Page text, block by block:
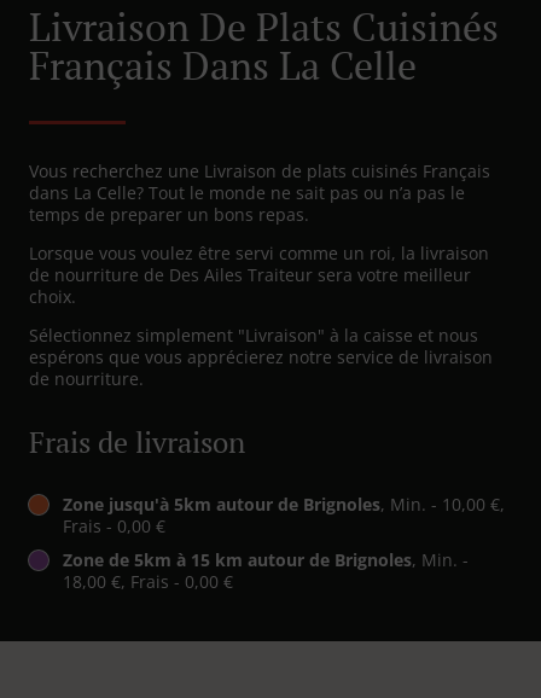
Livraison De Plats Cuisinés
Français Dans La Celle
Vous recherchez une Livraison de plats cuisinés Français
dans La Celle? Tout le monde ne sait pas ou n’a pas le
temps de preparer un bons repas.
Lorsque vous voulez être servi comme un roi, la livraison
de nourriture de Des Ailes Traiteur sera votre meilleur
choix.
Sélectionnez simplement "Livraison" à la caisse et nous
espérons que vous apprécierez notre service de livraison
de nourriture.
Frais de livraison
Zone jusqu'à 5km autour de Brignoles, Min. - 10,00 €,
Frais - 0,00 €
Zone de 5km à 15 km autour de Brignoles, Min. -
18,00 €, Frais - 0,00 €